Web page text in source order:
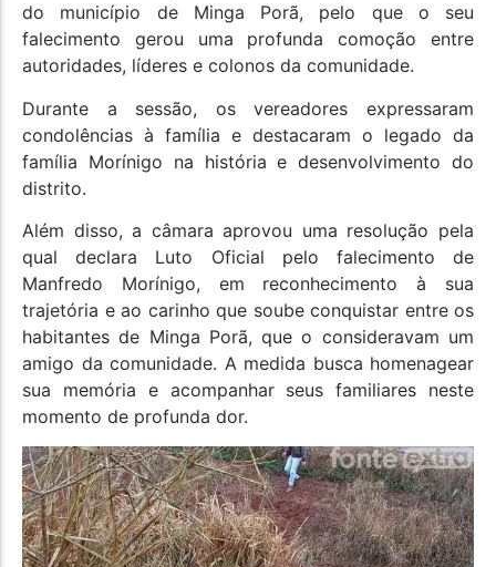
do município de Minga Porã, pelo que o seu
falecimento gerou uma profunda comoção entre
autoridades, líderes e colonos da comunidade.
Durante a sessão, os vereadores expressaram
condolências à família e destacaram o legado da
família Morínigo na história e desenvolvimento do
distrito.
Além disso, a câmara aprovou uma resolução pela
qual declara Luto Oficial pelo falecimento de
Manfredo Morínigo, em reconhecimento à sua
trajetória e ao carinho que soube conquistar entre os
habitantes de Minga Porã, que o consideravam um
amigo da comunidade. A medida busca homenagear
sua memória e acompanhar seus familiares neste
momento de profunda dor.